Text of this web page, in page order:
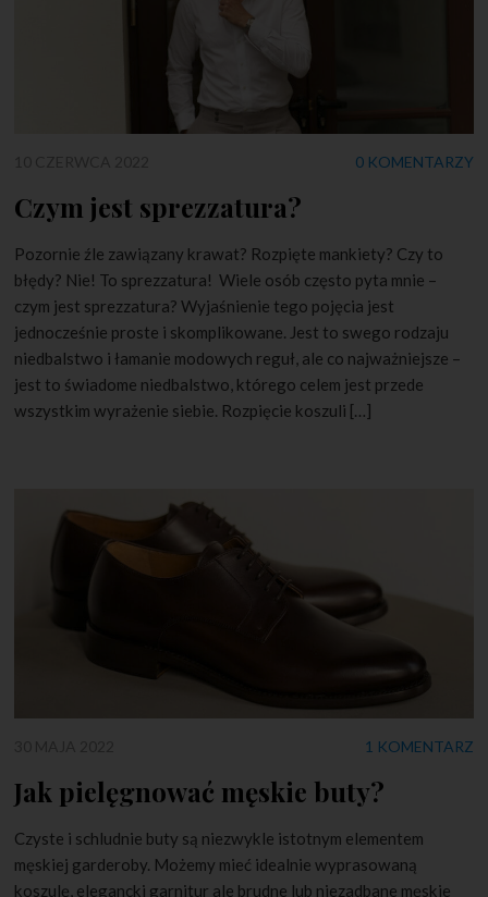
0 KOMENTARZY
Czym jest sprezzatura?
Pozornie źle zawiązany krawat? Rozpięte mankiety? Czy to
błędy? Nie! To sprezzatura! Wiele osób często pyta mnie –
czym jest sprezzatura? Wyjaśnienie tego pojęcia jest
jednocześnie proste i skomplikowane. Jest to swego rodzaju
niedbalstwo i łamanie modowych reguł, ale co najważniejsze –
jest to świadome niedbalstwo, którego celem jest przede
wszystkim wyrażenie siebie. Rozpięcie koszuli […]
1 KOMENTARZ
Jak pielęgnować męskie buty?
Czyste i schludnie buty są niezwykle istotnym elementem
męskiej garderoby. Możemy mieć idealnie wyprasowaną
koszulę, elegancki garnitur ale brudne lub niezadbane męskie